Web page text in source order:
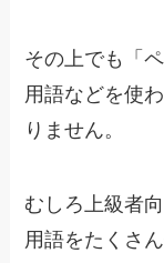
その上でも「
用語などを使
りません。
むしろ上級者
用語をたくさ